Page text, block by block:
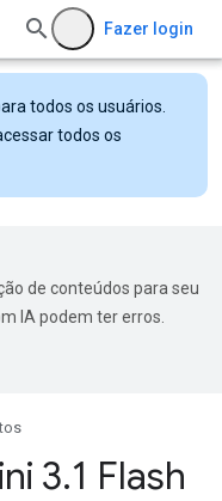
Fazer login
todos os usuários.
todos os
de conteúdos para seu
IA podem ter erros.
3.1 Flash